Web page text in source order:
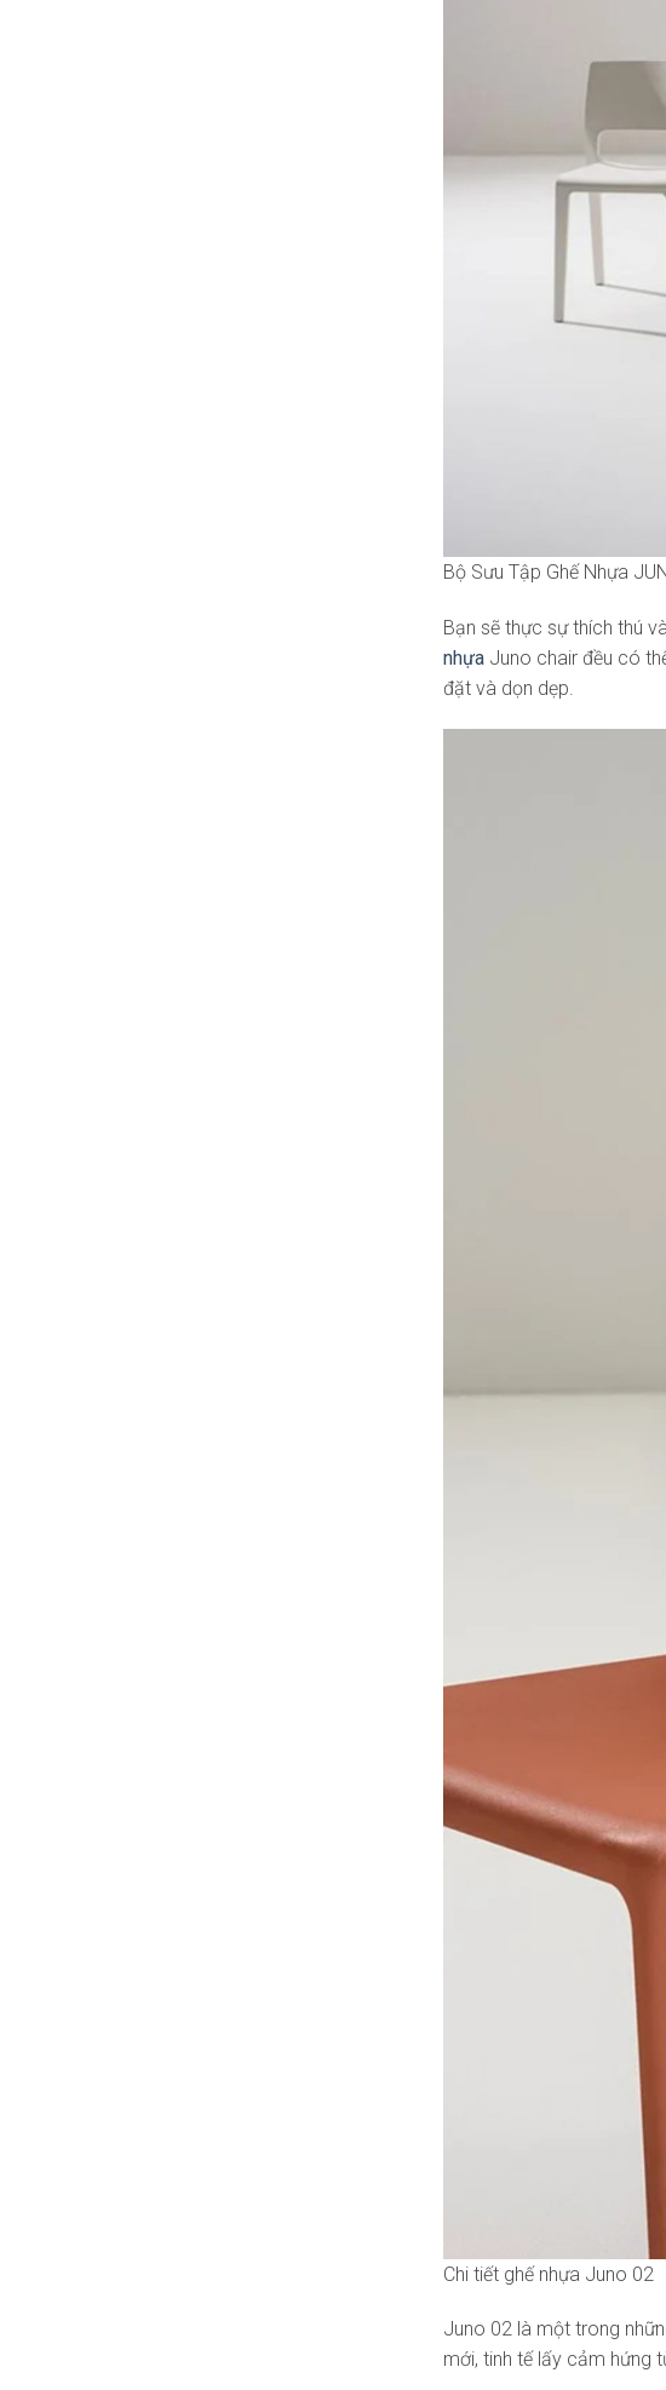
Bộ Sưu Tập Ghế Nhựa
Bạn sẽ thực sự thích thú
nhựa Juno chair đều có
đặt và dọn dẹp.
Chi tiết ghế nhựa Juno 02
Juno 02 là một trong
mới, tinh tế lấy cảm hứng